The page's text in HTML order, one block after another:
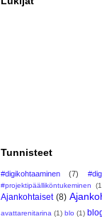
Tunnisteet
#digikohtaaminen (7)
#projektipäälliköntukeminen
Ajankohtaiset (8)
avattarenitarina (1) blo (1)